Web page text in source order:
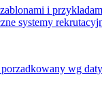
i
systemy
wg